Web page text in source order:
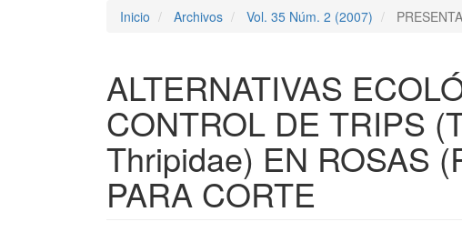
Inicio Archivos Vol. 35 Núm. 2 (2007)
ALTERNATIVAS
CONTROL DE TRIPS
Thripidae) EN ROSAS
PARA CORTE